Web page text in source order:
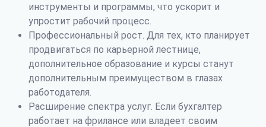
инструменты и программы, что ускорит и
упростит рабочий процесс.
Профессиональный рост. Для тех, кто планирует
продвигаться по карьерной лестнице,
дополнительное образование и курсы станут
дополнительным преимуществом в глазах
работодателя.
Расширение спектра услуг. Если бухгалтер
работает на фрилансе или владеет своим